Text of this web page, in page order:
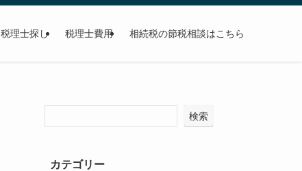
税理士探し 税理士費用 相続税の節税相談はこちら
検索
カテゴリー